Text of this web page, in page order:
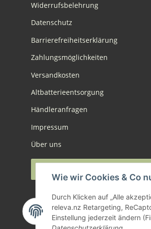
Wie wir Cookies & Co
Durch Klicken auf „Alle
releva.nz Retargeting,
Einstellung jederzeit ändern
Widerrufsbelehrung
Datenschutz
Barrierefreiheitserklärung
Zahlungsmöglichkeiten
Versandkosten
Altbatterieentsorgung
Händleranfragen
Impressum
Über uns